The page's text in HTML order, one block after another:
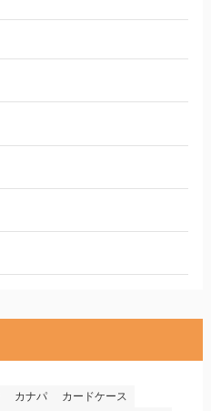
カナパ
カードケース